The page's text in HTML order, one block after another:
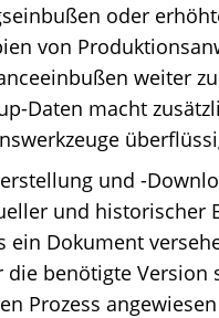
oder
von
weiter
Daten macht
und -
und historischer
ein Dokument
die benötigte
Prozess